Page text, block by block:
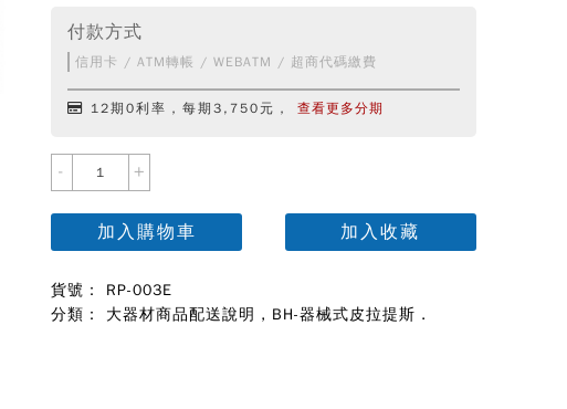
付款方式
信用卡 / ATM轉帳 / WEBATM / 超商代碼繳費
12期0利率，每期3,750元， 查看更多分期
- +
加入購物車 加入收藏
貨號： RP-003E
分類： 大器材商品配送說明 , BH-器械式皮拉提斯 .